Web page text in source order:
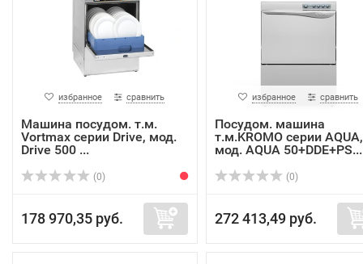
избранное сравнить
Машина посудом. т.м.
Vortmax серии Drive, мод.
Drive 500 ...
(0)
178 970,35 руб.
избранное сравнить
Посудом. машина
т.м.KROMO серии AQUA,
мод. AQUA 50+DDE+PS...
(0)
272 413,49 руб.